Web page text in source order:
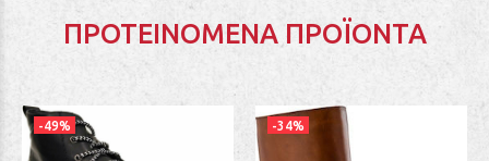
ΠΡΟΤΕΙΝΌΜΕΝΑ ΠΡΟΪΌΝΤΑ
-49% -34%